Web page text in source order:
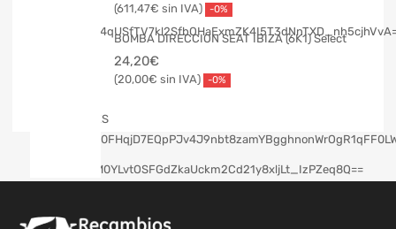
611,47€ -0%
BOMBA DIRECCION SEAT IBIZA (6K1) Select
24,20€
20,00€ -0%